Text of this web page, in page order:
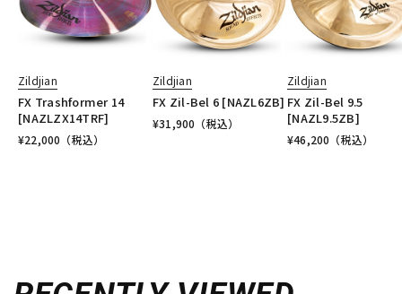
Zildjian
FX Trashformer 14
[NAZLZX14TRF]
¥22,000 （税込）
Zildjian
FX Zil-Bel 6 [NAZL6ZB]
¥31,900 （税込）
Zildjian
FX Zil-Bel 9.5
[NAZL9.5ZB]
¥46,200 （税込）